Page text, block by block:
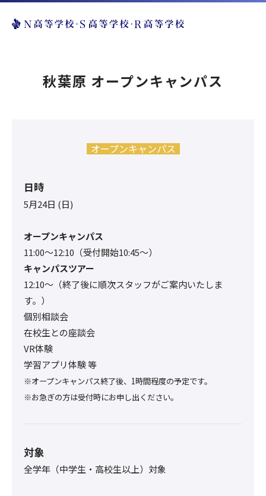
秋葉原 オープンキャンパス
オープンキャンパス
日時
5月24日 (日)
オープンキャンパス
11:00〜12:10（受付開始10:45～）
キャンパスツアー
12:10〜（終了後に順次スタッフがご案内いたしま
す。）
個別相談会
在校生との座談会
VR体験
学習アプリ体験 等
※オープンキャンパス終了後、1時間程度の予定です。
※お急ぎの方は受付時にお申し出ください。
対象
全学年（中学生・高校生以上）対象